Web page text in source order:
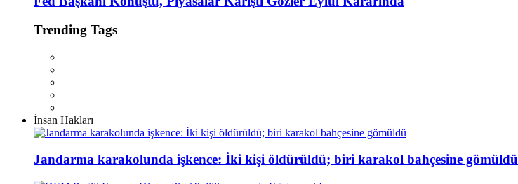
Trending Tags
İnsan Hakları
Jandarma karakolunda işkence: İki kişi öldürüldü; biri karakol bahçesine gömüldü